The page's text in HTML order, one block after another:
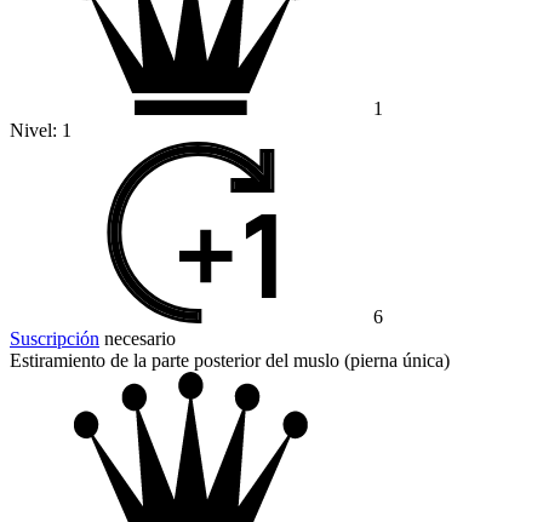
1
Nivel: 1
6
Suscripción necesario
Estiramiento de la parte posterior del muslo (pierna única)